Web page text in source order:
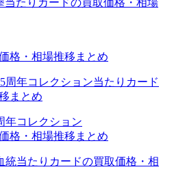
格・相場推移まとめ
年コレクション
格・相場推移まとめ